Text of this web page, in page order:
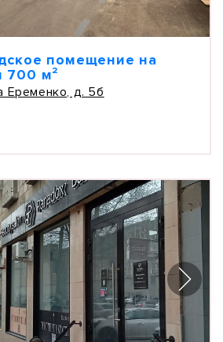
помещение на
700 м²
Еременко, д. 5б